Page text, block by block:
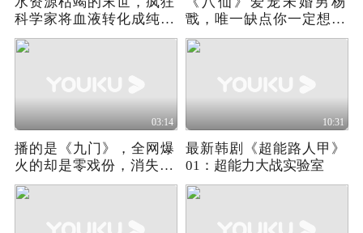
科学家将血液转化成纯净
水
戬，唯一缺点你一定想不
到
03:14
播的是《九门》，全网爆
火的却是零戏份，消失10
年的张铭恩
10:31
最新韩剧《超能路人甲》
01：超能力大战实验室